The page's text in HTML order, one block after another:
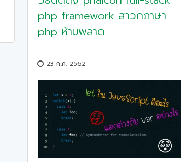
php framework สาวกภาษา
php ห้ามพลาด
23 ก.ค. 2562